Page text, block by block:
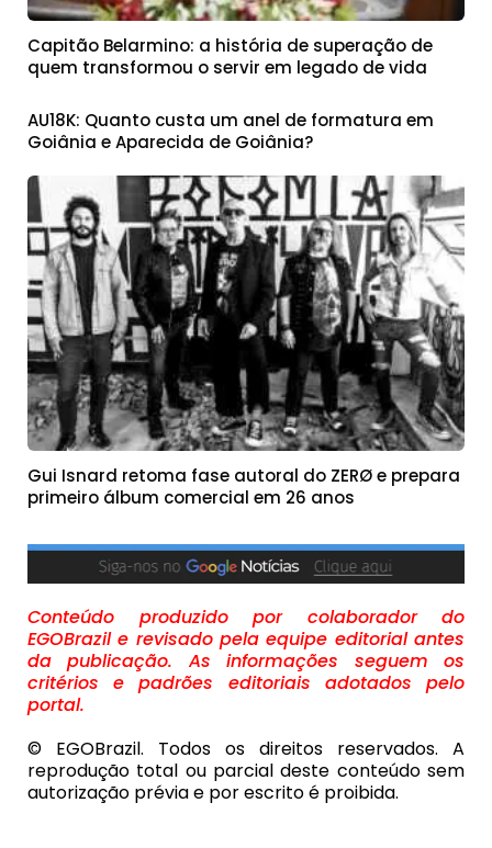
Capitão Belarmino: a história de superação de
quem transformou o servir em legado de vida
AU18K: Quanto custa um anel de formatura em
Goiânia e Aparecida de Goiânia?
Gui Isnard retoma fase autoral do ZERØ e prepara
primeiro álbum comercial em 26 anos
Conteúdo produzido por colaborador do
EGOBrazil e revisado pela equipe editorial antes
da publicação. As informações seguem os
critérios e padrões editoriais adotados pelo
portal.
© EGOBrazil. Todos os direitos reservados. A
reprodução total ou parcial deste conteúdo sem
autorização prévia e por escrito é proibida.